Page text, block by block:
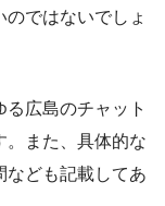
ではないでしょ
広島のチャット
。また、具体的な
なども記載してあ